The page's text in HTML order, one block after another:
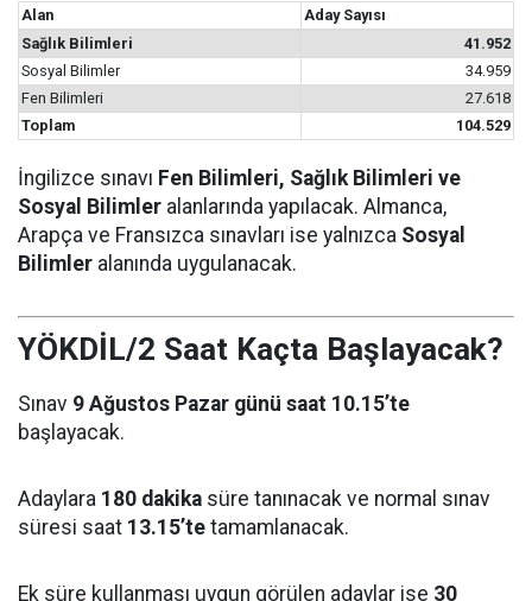
Alan
Aday Sayısı
Sağlık Bilimleri
41.952
Sosyal Bilimler
34.959
Fen Bilimleri
27.618
Toplam
104.529
İngilizce sınavı Fen Bilimleri, Sağlık Bilimleri ve
Sosyal Bilimler alanlarında yapılacak. Almanca,
Arapça ve Fransızca sınavları ise yalnızca Sosyal
Bilimler alanında uygulanacak.
YÖKDİL/2 Saat Kaçta Başlayacak?
Sınav 9 Ağustos Pazar günü saat 10.15’te
başlayacak.
Adaylara 180 dakika süre tanınacak ve normal sınav
süresi saat 13.15’te tamamlanacak.
Ek süre kullanması uygun görülen adaylar ise 30